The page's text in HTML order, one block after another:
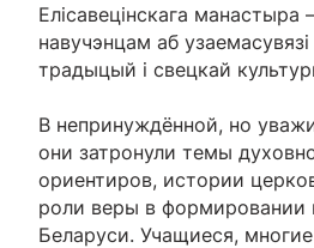
Елісавецінскага манастыра
навучэнцам аб узаемасувязі
традыцый і свецкай
В непринуждённой, но
они затронули темы
ориентиров, истории
роли веры в формировании
Беларуси. Учащиеся,